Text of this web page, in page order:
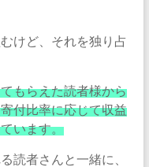
けど、それを独り占
もらえた読者様から
付比率に応じて収益
います。
読者さんと一緒に、